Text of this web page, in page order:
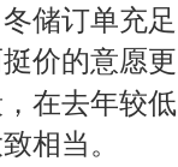
储订单充
挺价的意愿
，在去年较
相当。